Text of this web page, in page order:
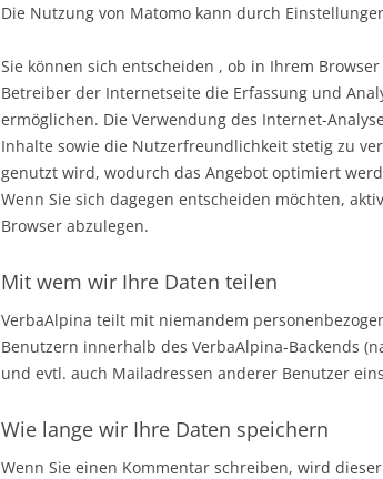
Die Nutzung von Matomo kann durch
Sie können sich entscheiden , ob in Ihrem
Betreiber der Internetseite die Erfassung und
ermöglichen. Die Verwendung des Internet-
Inhalte sowie die Nutzerfreundlichkeit stetig zu
genutzt wird, wodurch das Angebot optimiert
Wenn Sie sich dagegen entscheiden möchten,
Browser abzulegen.
Mit wem wir Ihre Daten teilen
VerbaAlpina teilt mit niemandem
Benutzern innerhalb des VerbaAlpina-Backends
und evtl. auch Mailadressen anderer Benutzer
Wie lange wir Ihre Daten speichern
Wenn Sie einen Kommentar schreiben, wird